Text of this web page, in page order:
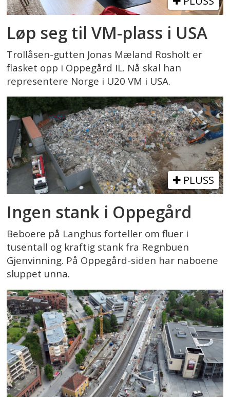
Løp seg til VM-plass i USA
Trollåsen-gutten Jonas Mæland Rosholt er
flasket opp i Oppegård IL. Nå skal han
representere Norge i U20 VM i USA.
PLUSS
Ingen stank i Oppegård
Beboere på Langhus forteller om fluer i
tusentall og kraftig stank fra Regnbuen
Gjenvinning. På Oppegård-siden har naboene
sluppet unna.